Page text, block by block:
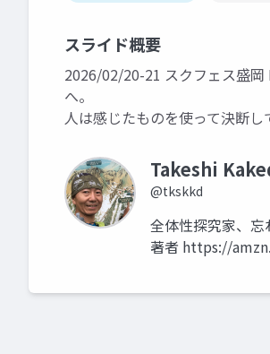
スライド概要
2026/02/20-21 スクフェス盛岡
へ。
人は感じたものを使って決断し
Takeshi
@tkskkd
全体性探究家、忘
著者 https://